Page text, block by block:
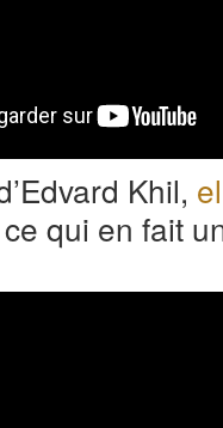
Khil,
qui en fait